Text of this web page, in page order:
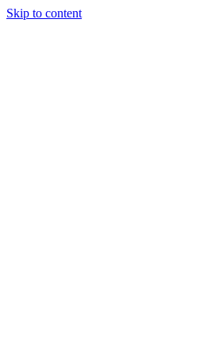
Skip to content